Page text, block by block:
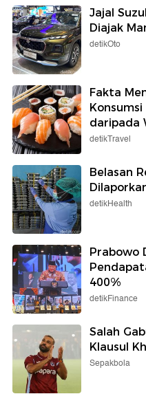
Jajal
Diajak
detikOto
Fakta
daripada
detikTravel
Belasan
detikHealth
Prabowo
400%
detikFinance
Salah
Klausul
Sepakbola